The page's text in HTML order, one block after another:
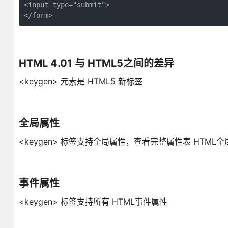
<input type="submit">
</form>
HTML 4.01 与 HTML5之间的差异
<keygen> 元素是 HTML5 新标签
全局属性
<keygen> 标签支持全局属性，查看完整属性表 HTML全
事件属性
<keygen> 标签支持所有 HTML事件属性